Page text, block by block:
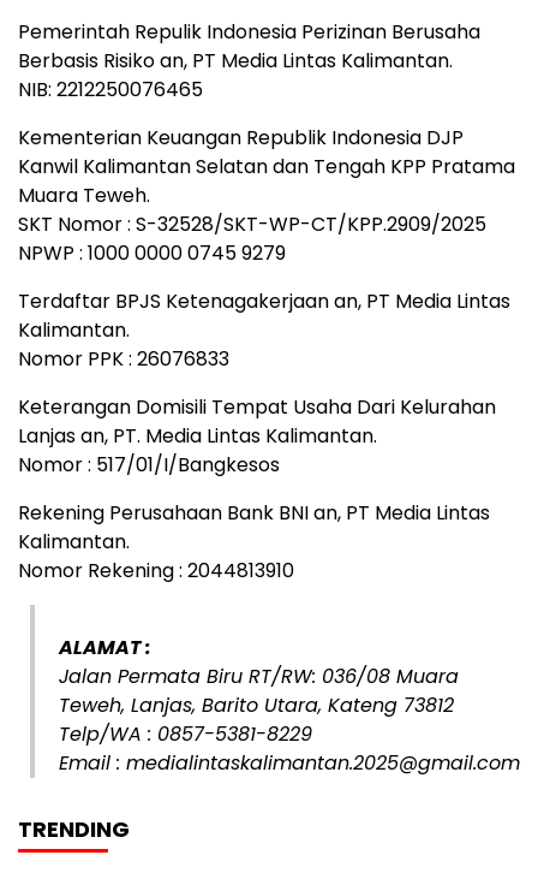
Pemerintah Repulik Indonesia Perizinan Berusaha
Berbasis Risiko an, PT Media Lintas Kalimantan.
NIB: 2212250076465
Kementerian Keuangan Republik Indonesia DJP
Kanwil Kalimantan Selatan dan Tengah KPP Pratama
Muara Teweh.
SKT Nomor : S-32528/SKT-WP-CT/KPP.2909/2025
NPWP : 1000 0000 0745 9279
Terdaftar BPJS Ketenagakerjaan an, PT Media Lintas
Kalimantan.
Nomor PPK : 26076833
Keterangan Domisili Tempat Usaha Dari Kelurahan
Lanjas an, PT. Media Lintas Kalimantan.
Nomor : 517/01/I/Bangkesos
Rekening Perusahaan Bank BNI an, PT Media Lintas
Kalimantan.
Nomor Rekening : 2044813910
ALAMAT :
Jalan Permata Biru RT/RW: 036/08 Muara
Teweh, Lanjas, Barito Utara, Kateng 73812
Telp/WA : 0857-5381-8229
Email : medialintaskalimantan.2025@gmail.com
TRENDING